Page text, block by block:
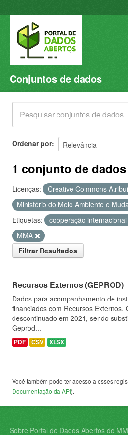
Conjuntos de dados
Organizações
Grupos
Sobre
Conjuntos de dados
Ordenar por
1 conjunto de
Licenças: Creative Commons
Ministério do Meio Ambiente e
Etiquetas:
cooperação internacional
MMA
Filtrar Resultados
Recursos Externos (GEPROD)
Dados para acompanhamento de
financiados com Recursos Externos.
descontinuado em 2021, sendo
Geprod...
PDF CSV XLSX
Você também pode ter acesso a esses
Documentação da API).
Sobre Portal de Dados Abertos do